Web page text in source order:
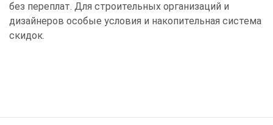
без переплат. Для строительных организаций и
дизайнеров особые условия и накопительная система
скидок.